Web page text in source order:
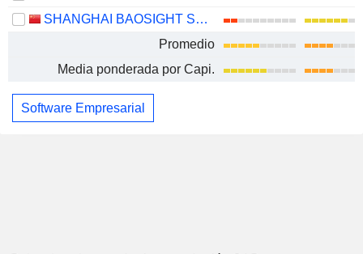
SHANGHAI BAOSIGHT SOFTWARE CO.,LTD.
Promedio
Media ponderada por Capi.
Software Empresarial